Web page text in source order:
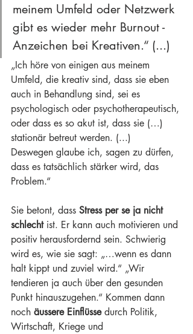
meinem Umfeld oder Netzwerk
gibt es wieder mehr Burnout -
Anzeichen bei Kreativen.“ (...)
„Ich höre von einigen aus meinem
Umfeld, die kreativ sind, dass sie eben
auch in Behandlung sind, sei es
psychologisch oder psychotherapeutisch,
oder dass es so akut ist, dass sie (…)
stationär betreut werden. (...)
Deswegen glaube ich, sagen zu dürfen,
dass es tatsächlich stärker wird, das
Problem.“
Sie betont, dass Stress per se ja nicht
schlecht ist. Er kann auch motivieren und
positiv herausfordernd sein. Schwierig
wird es, wie sie sagt: „…wenn es dann
halt kippt und zuviel wird.“ „Wir
tendieren ja auch über den gesunden
Punkt hinauszugehen.“ Kommen dann
noch äussere Einflüsse durch Politik,
Wirtschaft, Kriege und